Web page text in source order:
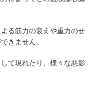
る筋力の衰えや重力のせ
きません。
て現れたり、様々な悪影